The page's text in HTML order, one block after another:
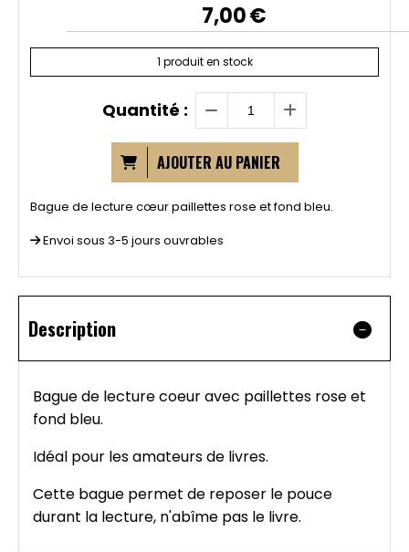
7,00€
1 produit en stock
Quantité :
AJOUTER AU PANIER
Bague de lecture cœur paillettes rose et fond bleu.
Envoi sous 3-5 jours ouvrables
Description
Bague de lecture coeur avec paillettes rose et
fond bleu.
Idéal pour les amateurs de livres.
Cette bague permet de reposer le pouce
durant la lecture, n'abîme pas le livre.